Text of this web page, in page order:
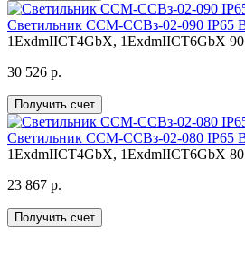
Светильник ССМ-ССВз-02-090 IP65
1ExdmIICT4GbX, 1ExdmIICT6GbX
30 526 р.
Получить счет
Светильник ССМ-ССВз-02-080 IP65
1ExdmIICT4GbX, 1ExdmIICT6GbX
23 867 р.
Получить счет